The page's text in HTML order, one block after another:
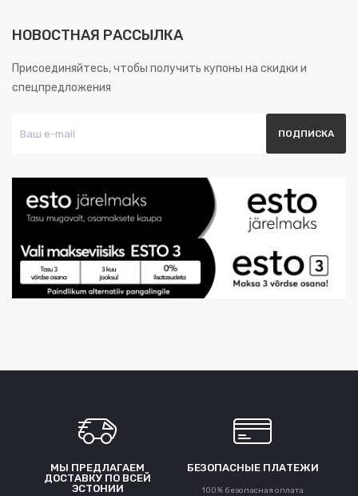
НОВОСТНАЯ РАССЫЛКА
Присоединяйтесь, чтобы получить купоны на скидки и
спецпредложения
МЫ ПРЕДЛАГАЕМ
ДОСТАВКУ ПО ВСЕЙ
ЭСТОНИИ
БЕЗОПАСНЫЕ ПЛАТЕЖИ
100% безопасная оплата